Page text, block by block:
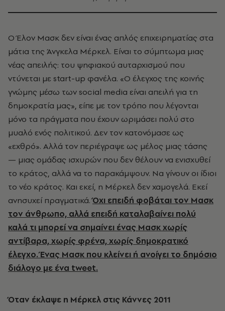
Ο Έλον Μασκ δεν είναι ένας απλός επιχειρηματίας στα
μάτια της Άνγκελα Μέρκελ. Είναι το σύμπτωμα μιας
νέας απειλής: του ψηφιακού αυταρχισμού που
ντύνεται με start-up φανέλα. «Ο έλεγχος της κοινής
γνώμης μέσω των social media είναι απειλή για τη
δημοκρατία μας», είπε με τον τρόπο που λέγονται
μόνο τα πράγματα που έχουν ωριμάσει πολύ στο
μυαλό ενός πολιτικού. Δεν τον κατονόμασε ως
«εχθρό». Αλλά τον περιέγραψε ως μέλος μιας τάσης
— μιας ομάδας ισχυρών που δεν θέλουν να ενισχυθεί
το κράτος, αλλά να το παρακάμψουν. Να γίνουν οι ίδιοι
το νέο κράτος. Και εκεί, η Μέρκελ δεν χαμογελά. Εκεί
ανησυχεί πραγματικά.Όχι επειδή φοβάται τον Μασκ
τον άνθρωπο, αλλά επειδή καταλαβαίνει πολύ
καλά τι μπορεί να σημαίνει ένας Μασκ χωρίς
αντίβαρα, χωρίς φρένα, χωρίς δημοκρατικό
έλεγχο. Ένας Μασκ που κλείνει ή ανοίγει το δημόσιο
διάλογο με ένα tweet.
Όταν έκλαψε η Μέρκελ στις Κάννες 2011